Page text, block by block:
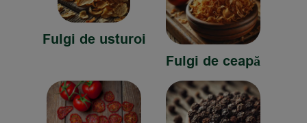
Fulgi de usturoi
Fulgi de ceapă